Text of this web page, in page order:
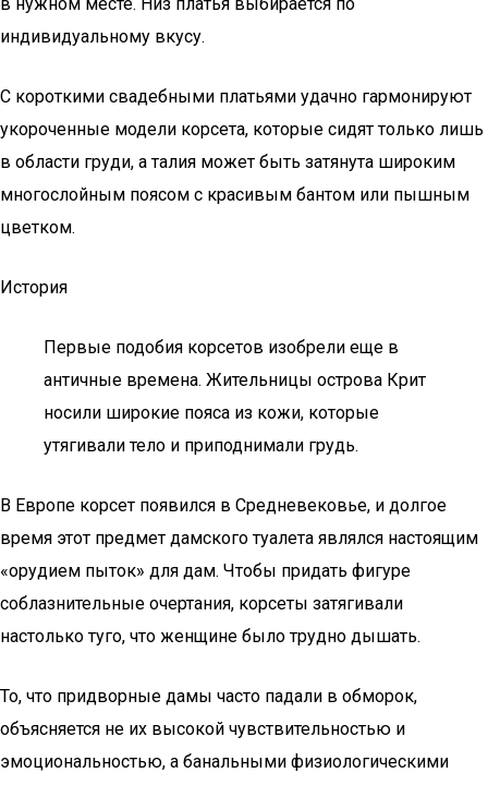
индивидуальному вкусу.
С короткими свадебными платьями удачно гармонируют
укороченные модели корсета, которые сидят только лишь
в области груди, а талия может быть затянута широким
многослойным поясом с красивым бантом или пышным
цветком.
История
Первые подобия корсетов изобрели еще в
античные времена. Жительницы острова Крит
носили широкие пояса из кожи, которые
утягивали тело и приподнимали грудь.
В Европе корсет появился в Средневековье, и долгое
время этот предмет дамского туалета являлся настоящим
«орудием пыток» для дам. Чтобы придать фигуре
соблазнительные очертания, корсеты затягивали
настолько туго, что женщине было трудно дышать.
То, что придворные дамы часто падали в обморок,
объясняется не их высокой чувствительностью и
эмоциональностью, а банальными физиологическими